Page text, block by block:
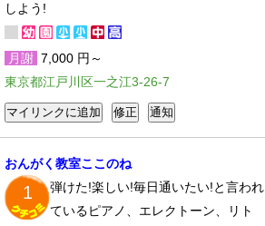
しよう!
月謝 7,000 円～
東京都江戸川区一之江3-26-7
おんがく教室ここのね
1
弾けた!楽しい!毎日通いたい!と言われ
ているピアノ、エレクトーン、リト